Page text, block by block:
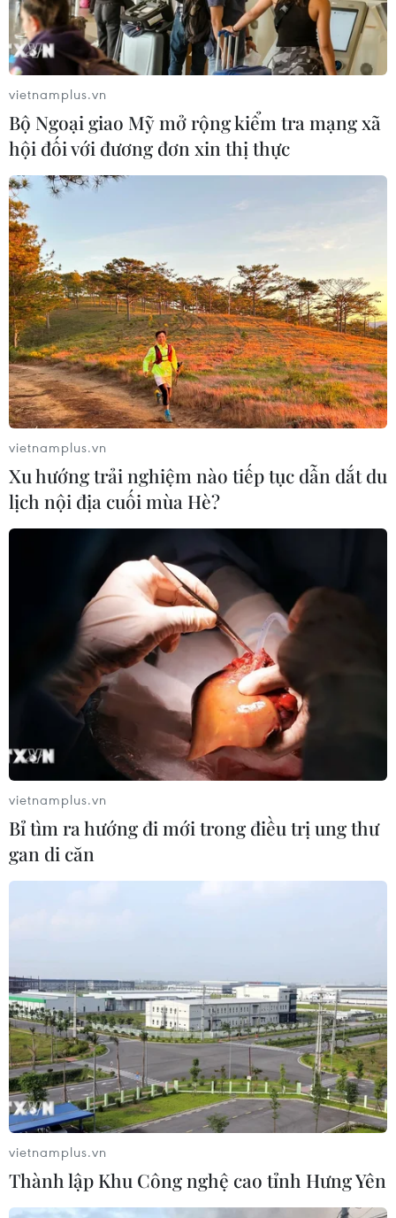
vietnamplus.vn
Bộ Ngoại giao Mỹ mở rộng kiểm tra mạng xã
hội đối với đương đơn xin thị thực
vietnamplus.vn
Xu hướng trải nghiệm nào tiếp tục dẫn dắt du
lịch nội địa cuối mùa Hè?
vietnamplus.vn
Bỉ tìm ra hướng đi mới trong điều trị ung thư
gan di căn
vietnamplus.vn
Thành lập Khu Công nghệ cao tỉnh Hưng Yên